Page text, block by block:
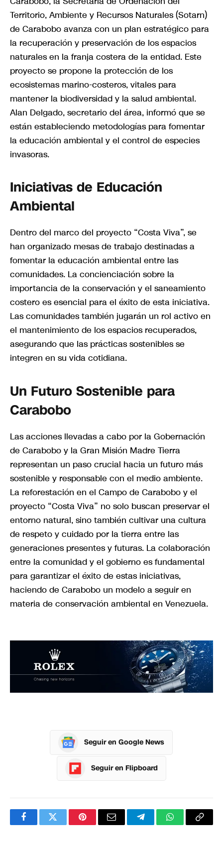
Territorio, Ambiente y Recursos Naturales (Sotarn)
de Carabobo avanza con un plan estratégico para
la recuperación y preservación de los espacios
naturales en la franja costera de la entidad. Este
proyecto se propone la protección de los
ecosistemas marino-costeros, vitales para
mantener la biodiversidad y la salud ambiental.
Alan Delgado, secretario del área, informó que se
están estableciendo metodologías para fomentar
la educación ambiental y el control de especies
invasoras.
Iniciativas de Educación
Ambiental
Dentro del marco del proyecto “Costa Viva”, se
han organizado mesas de trabajo destinadas a
fomentar la educación ambiental entre las
comunidades. La concienciación sobre la
importancia de la conservación y el saneamiento
costero es esencial para el éxito de esta iniciativa.
Las comunidades también jugarán un rol activo en
el mantenimiento de los espacios recuperados,
asegurando que las prácticas sostenibles se
integren en su vida cotidiana.
Un Futuro Sostenible para
Carabobo
Las acciones llevadas a cabo por la Gobernación
de Carabobo y la Gran Misión Madre Tierra
representan un paso crucial hacia un futuro más
sostenible y responsable con el medio ambiente.
La reforestación en el Campo de Carabobo y el
proyecto “Costa Viva” no solo buscan preservar el
entorno natural, sino también cultivar una cultura
de respeto y cuidado por la tierra entre las
generaciones presentes y futuras. La colaboración
entre la comunidad y el gobierno es fundamental
para garantizar el éxito de estas iniciativas,
haciendo de Carabobo un modelo a seguir en
materia de conservación ambiental en Venezuela.
Seguir en Google News
Seguir en Flipboard
FacebookTwitterPinterestCorreoTelegramWhatsApp